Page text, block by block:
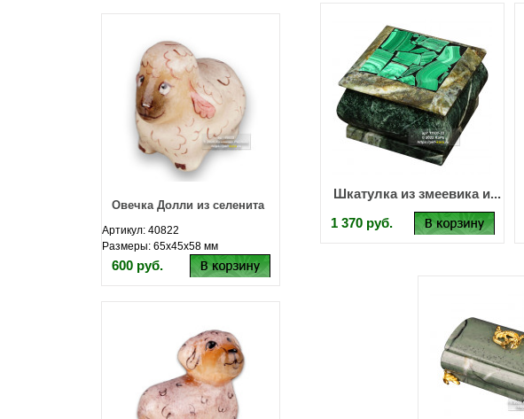
Овечка Долли из селенита
Артикул: 40822
Размеры: 65х45х58 мм
600 руб.
Шкатулка из змеевика и...
1 370 руб.